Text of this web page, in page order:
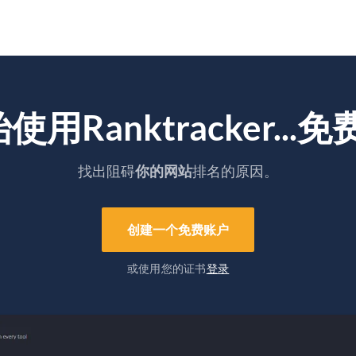
使用Ranktracker...免
找出阻碍你的网站排名的原因。
创建一个免费账户
或使用您的证书登录